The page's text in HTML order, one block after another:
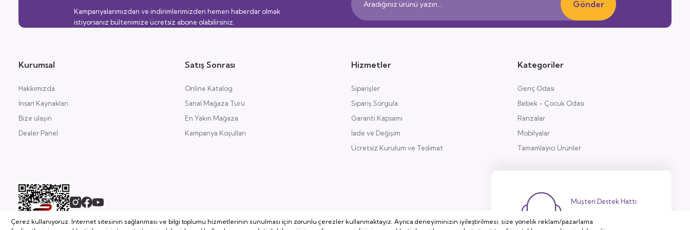
Çerez kullanıyoruz. İnternet sitesinin sağlanması ve bilgi toplumu hizmetlerinin sunulması için zorunlu çerezler kullanmaktayız. Ayrıca deneyiminizin iyileştirilmesi, size yönelik reklam/pazarlama
Kampanyalarımızdan ve indirimlerimizden hemen haberdar olmak
istiyorsanız bültenimize ücretsiz abone olabilirsiniz.
Gönder
Kurumsal
Hakkımızda
İnsan Kaynakları
Bize ulaşın
Dealer Panel
Satış Sonrası
Online Katalog
Sanal Mağaza Turu
En Yakın Mağaza
Kampanya Koşulları
Hizmetler
Siparişler
Sipariş Sorgula
Garanti Kapsamı
İade ve Değişim
Ücretsiz Kurulum ve Teslimat
Kategoriler
Genç Odası
Bebek - Çocuk Odası
Ranzalar
Mobilyalar
Tamamlayıcı Ürünler
2026 Copyright, Tüm Hakları Saklıdır.
Müşteri Destek Hattı
444 38 32